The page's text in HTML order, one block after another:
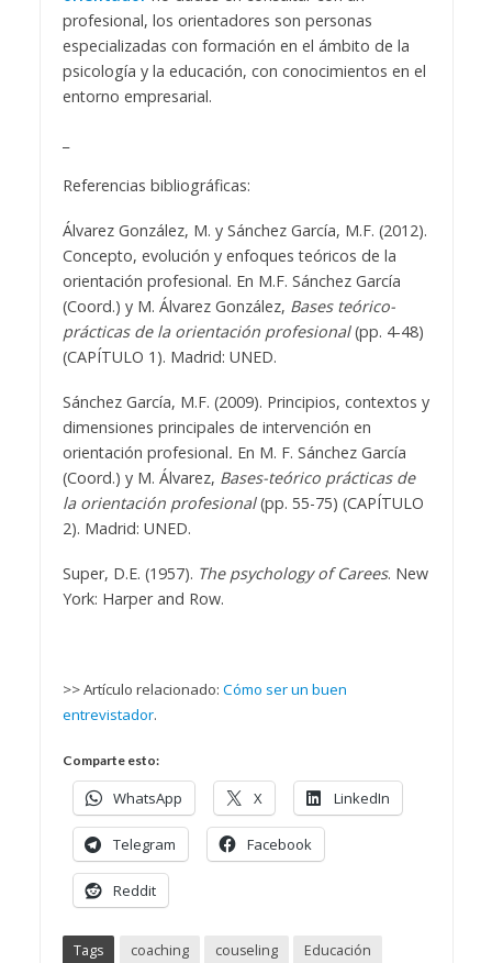
profesional, los orientadores son personas
especializadas con formación en el ámbito de la
psicología y la educación, con conocimientos en el
entorno empresarial.
Referencias bibliográficas:
Álvarez González, M. y Sánchez García, M.F. (2012).
Concepto, evolución y enfoques teóricos de la
orientación profesional. En M.F. Sánchez García
(Coord.) y M. Álvarez González, Bases teórico-
prácticas de la orientación profesional(pp. 4-48)
(CAPÍTULO 1). Madrid: UNED.
Sánchez García, M.F. (2009). Principios, contextos y
dimensiones principales de intervención en
orientación profesional. En M. F. Sánchez García
(Coord.) y M. Álvarez, Bases-teórico prácticas de
la orientación profesional(pp. 55-75) (CAPÍTULO
2). Madrid: UNED.
Super, D.E. (1957). The psychology of Carees. New
York: Harper and Row.
>> Artículo relacionado: Cómo ser un buen
entrevistador.
Comparte esto:
WhatsApp X LinkedIn
Telegram Facebook
Reddit
Tags coaching couseling
Educación